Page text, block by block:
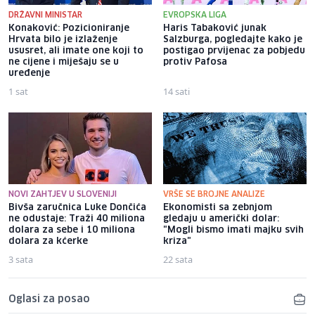
DRŽAVNI MINISTAR
Konaković: Pozicioniranje
Hrvata bilo je izlaženje
ususret, ali imate one koji to
ne cijene i miješaju se u
uređenje
1 sat
EVROPSKA LIGA
Haris Tabaković junak
Salzburga, pogledajte kako je
postigao prvijenac za pobjedu
protiv Pafosa
14 sati
NOVI ZAHTJEV U SLOVENIJI
Bivša zaručnica Luke Dončića
ne odustaje: Traži 40 miliona
dolara za sebe i 10 miliona
dolara za kćerke
3 sata
VRŠE SE BROJNE ANALIZE
Ekonomisti sa zebnjom
gledaju u američki dolar:
"Mogli bismo imati majku svih
kriza"
22 sata
Oglasi za posao